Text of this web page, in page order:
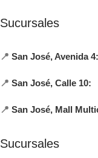
Sucursales
📍 San José, Avenida 4:
📍 San José, Calle 10:
📍 San José, Mall
Sucursales